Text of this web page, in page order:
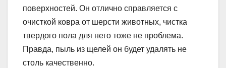
поверхностей. Он отлично справляется с
очисткой ковра от шерсти животных, чистка
твердого пола для него тоже не проблема.
Правда, пыль из щелей он будет удалять не
столь качественно.